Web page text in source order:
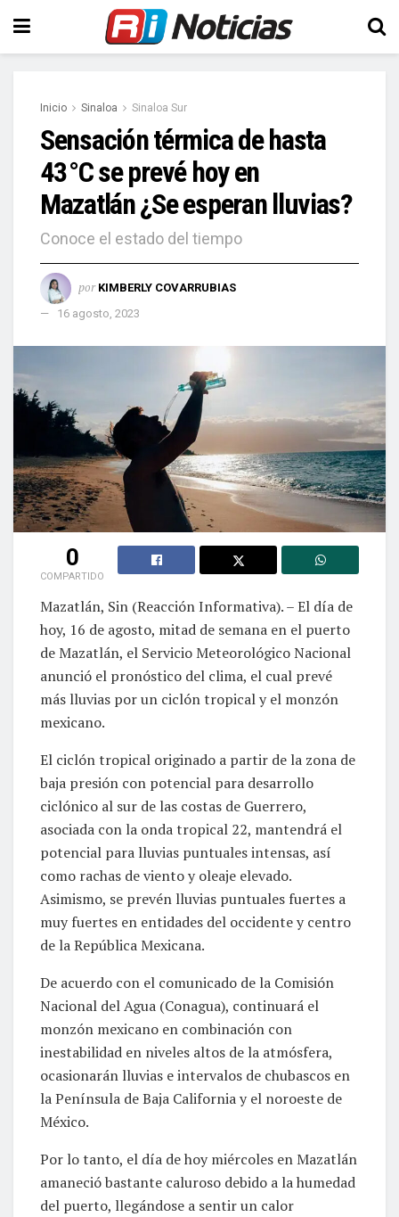
Inicio Sinaloa Sinaloa Sur
Sensación térmica de hasta
43 °C se prevé hoy en
Mazatlán ¿Se esperan lluvias?
Conoce el estado del tiempo
por KIMBERLY COVARRUBIAS
16 agosto, 2023
0
COMPARTIDO
Mazatlán, Sin (Reacción Informativa). – El día de
hoy, 16 de agosto, mitad de semana en el puerto
de Mazatlán, el Servicio Meteorológico Nacional
anunció el pronóstico del clima, el cual prevé
más lluvias por un ciclón tropical y el monzón
mexicano.
El ciclón tropical originado a partir de la zona de
baja presión con potencial para desarrollo
ciclónico al sur de las costas de Guerrero,
asociada con la onda tropical 22, mantendrá el
potencial para lluvias puntuales intensas, así
como rachas de viento y oleaje elevado.
Asimismo, se prevén lluvias puntuales fuertes a
muy fuertes en entidades del occidente y centro
de la República Mexicana.
De acuerdo con el comunicado de la Comisión
Nacional del Agua (Conagua), continuará el
monzón mexicano en combinación con
inestabilidad en niveles altos de la atmósfera,
ocasionarán lluvias e intervalos de chubascos en
la Península de Baja California y el noroeste de
México.
Por lo tanto, el día de hoy miércoles en Mazatlán
amaneció bastante caluroso debido a la humedad
del puerto, llegándose a sentir un calor